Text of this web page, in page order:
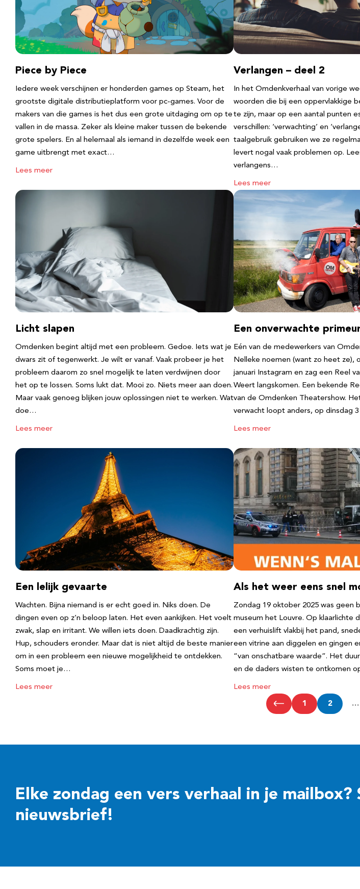
Piece by Piece
Iedere week verschijnen er honderden games op Steam, het
grootste digitale distributieplatform voor pc-games. Voor de
makers van die games is het dus een grote uitdaging om op te
vallen in de massa. Zeker als kleine maker tussen de bekende
grote spelers. En al helemaal als iemand in dezelfde week een
game uitbrengt met exact…
Lees meer
Verlangen – deel 2
In het Omdenkverhaal van vorige
woorden die bij een oppervlakkige
te zijn, maar op een aantal punten
verschillen: ‘verwachting’ en
taalgebruik gebruiken we ze
levert nogal vaak problemen op.
verlangens…
Lees meer
Licht slapen
Omdenken begint altijd met een probleem. Gedoe. Iets wat je
dwars zit of tegenwerkt. Je wilt er vanaf. Vaak probeer je het
probleem daarom zo snel mogelijk te laten verdwijnen door
het op te lossen. Soms lukt dat. Mooi zo. Niets meer aan doen.
Maar vaak genoeg blijken jouw oplossingen niet te werken. Wat
doe…
Lees meer
Een onverwachte
Eén van de medewerkers van
Nelleke noemen (want zo heet ze),
januari Instagram en zag een Reel
Weert langskomen. Een bekende
van de Omdenken Theatershow.
verwacht loopt anders, op dinsdag
Lees meer
Een lelijk gevaarte
Wachten. Bijna niemand is er echt goed in. Niks doen. De
dingen even op z’n beloop laten. Het even aankijken. Het voelt
zwak, slap en irritant. We willen iets doen. Daadkrachtig zijn.
Hup, schouders eronder. Maar dat is niet altijd de beste manier
om in een probleem een nieuwe mogelijkheid te ontdekken.
Soms moet je…
Lees meer
Als het weer eens snel
Zondag 19 oktober 2025 was geen
museum het Louvre. Op klaarlichte
een verhuislift vlakbij het pand,
een vitrine aan diggelen en gingen
“van onschatbare waarde”. Het
en de daders wisten te ontkomen
Lees meer
1 2 …
Elke zondag een vers verhaal in je
nieuwsbrief!